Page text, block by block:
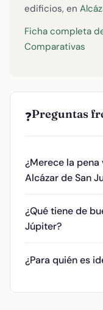
edificios, en
Ficha completa
Comparativas
❓Preguntas
¿Merece la
Alcázar de San
¿Qué tiene de
Júpiter?
¿Para quién es